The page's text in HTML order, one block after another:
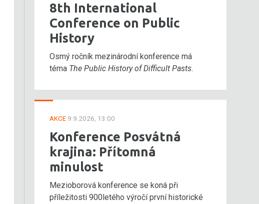
8th International
Conference on Public
History
Osmý ročník mezinárodní konference má
téma The Public History of Difficult Pasts.
AKCE 9.9.2026, 13:00
Konference Posvátná
krajina: Přítomná
minulost
Mezioborová konference se koná při
příležitosti 900letého výročí první historické